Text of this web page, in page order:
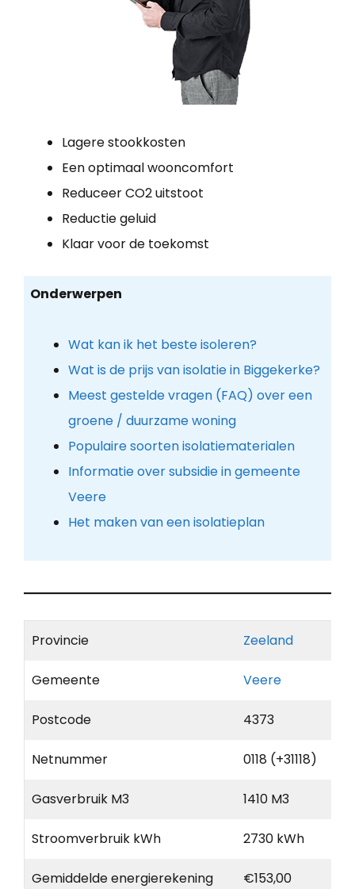
Lagere stookkosten
Een optimaal wooncomfort
Reduceer CO2 uitstoot
Reductie geluid
Klaar voor de toekomst
Onderwerpen
Wat kan ik het beste isoleren?
Wat is de prijs van isolatie in Biggekerke?
Meest gestelde vragen (FAQ) over een
groene / duurzame woning
Populaire soorten isolatiematerialen
Informatie over subsidie in gemeente
Veere
Het maken van een isolatieplan
Provincie Zeeland
Gemeente Veere
Postcode 4373
Netnummer 0118 (+31118)
Gasverbruik M3 1410 M3
Stroomverbruik kWh 2730 kWh
Gemiddelde energierekening €153,00